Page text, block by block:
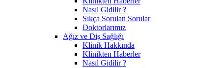
Nasıl Gidilir ?
Sıkça Sorulan Sorular
Doktorlarımız
Ağız ve Diş Sağlığı
Klinik Hakkında
Klinikten Haberler
Nasıl Gidilir ?